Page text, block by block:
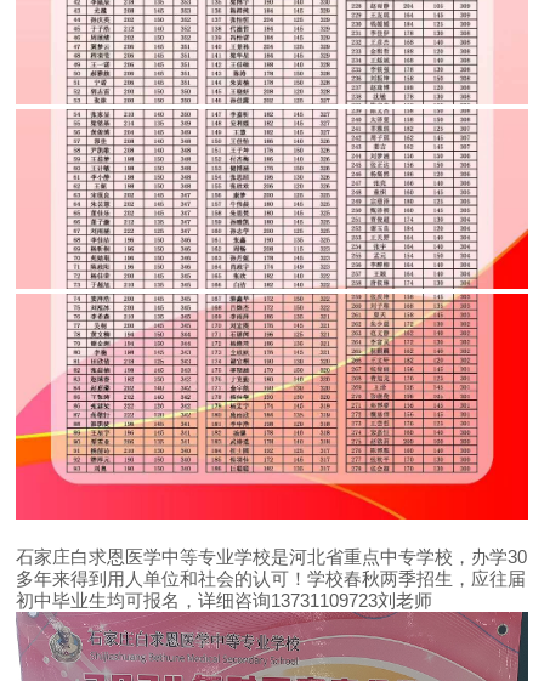
石家庄白求恩医学中等专业学校是河北省重点中专学校，办学30
多年来得到用人单位和社会的认可！学校春秋两季招生，应往届
初中毕业生均可报名，详细咨询13731109723刘老师